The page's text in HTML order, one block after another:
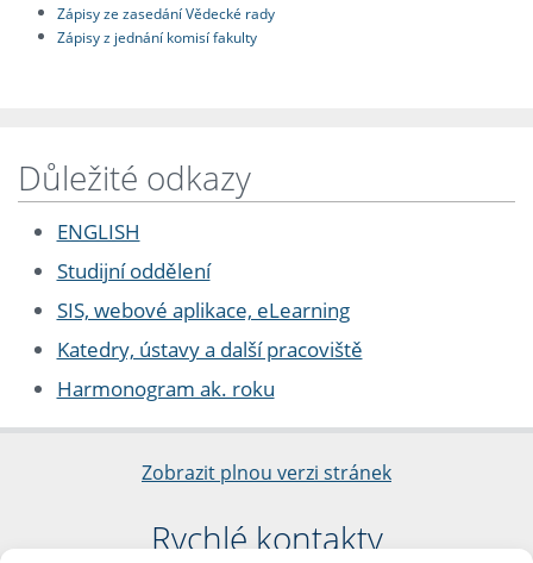
Zápisy ze zasedání Vědecké rady
Zápisy z jednání komisí fakulty
Důležité odkazy
ENGLISH
Studijní oddělení
SIS, webové aplikace, eLearning
Katedry, ústavy a další pracoviště
Harmonogram ak. roku
Zobrazit plnou verzi stránek
Rychlé kontakty